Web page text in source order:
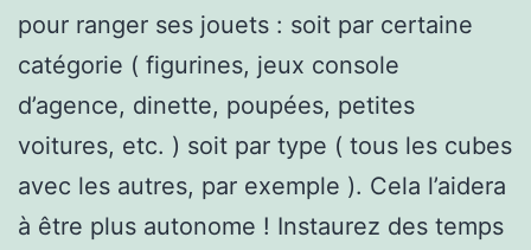
pour ranger ses jouets : soit par certaine
catégorie ( figurines, jeux console
d’agence, dinette, poupées, petites
voitures, etc. ) soit par type ( tous les cubes
avec les autres, par exemple ). Cela l’aidera
à être plus autonome ! Instaurez des temps